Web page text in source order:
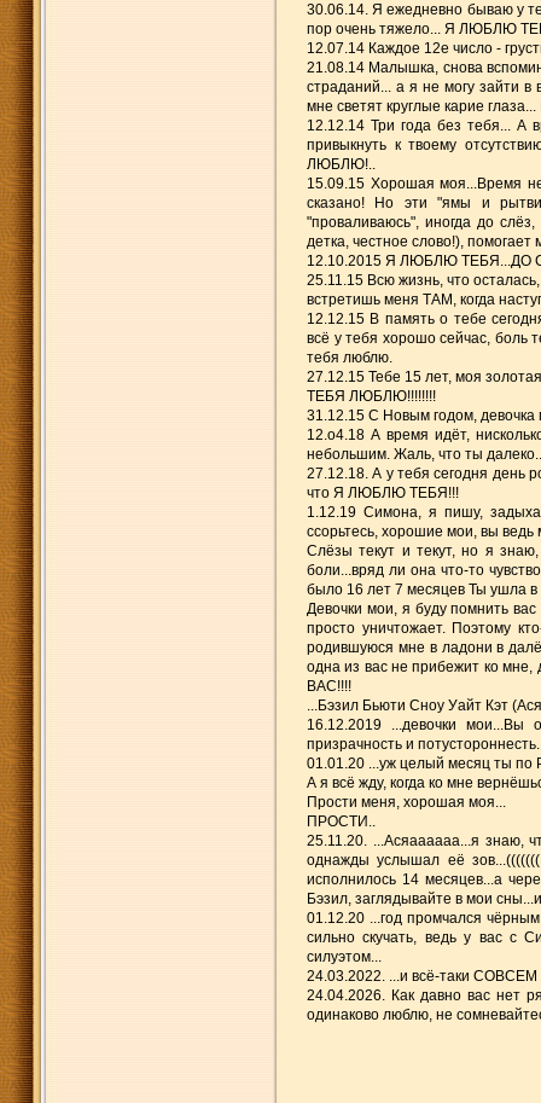
30.06.14. Я ежедневно бываю у
пор очень тяжело... Я ЛЮБЛЮ
12.07.14 Каждое 12е число -
21.08.14 Малышка, снова
страданий... а я не могу зайти в
мне светят круглые карие
12.12.14 Три года без тебя... А
привыкнуть к твоему
ЛЮБЛЮ!..
15.09.15 Хорошая моя...Время
сказано! Но эти "ямы и
"проваливаюсь", иногда до
детка, честное слово!),
12.10.2015 Я ЛЮБЛЮ ТЕБЯ...ДО
25.11.15 Всю жизнь, что
встретишь меня ТАМ, когда
12.12.15 В память о тебе
всё у тебя хорошо сейчас, боль
тебя люблю.
27.12.15 Тебе 15 лет, моя
ТЕБЯ ЛЮБЛЮ!!!!!!!!
31.12.15 С Новым годом,
12.о4.18 А время идёт,
небольшим. Жаль, что ты
27.12.18. А у тебя сегодня день
что Я ЛЮБЛЮ ТЕБЯ!!!
1.12.19 Симона, я пишу,
ссорьтесь, хорошие мои, вы
Слёзы текут и текут, но я
боли...вряд ли она что-то
было 16 лет 7 месяцев Ты ушла
Девочки мои, я буду помнить
просто уничтожает. Поэтому
родившуюся мне в ладони в
одна из вас не прибежит ко
ВАС!!!!
...Бэзил Бьюти Сноу Уайт Кэт
16.12.2019 ...девочки
призрачность и
01.01.20 ...уж целый месяц ты по
А я всё жду, когда ко мне
Прости меня, хорошая моя...
ПРОСТИ..
25.11.20. ...Асяаааааа...я знаю,
однажды услышал её
исполнилось 14 месяцев...а
Бэзил, заглядывайте в мои
01.12.20 ...год промчался
сильно скучать, ведь у вас с
силуэтом...
24.03.2022. ...и всё-таки
24.04.2026. Как давно вас нет
одинаково люблю, не